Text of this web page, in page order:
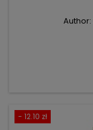
- 12.10 zł